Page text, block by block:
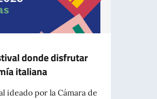
donde disfrutar
italiana
ideado por la Cámara de